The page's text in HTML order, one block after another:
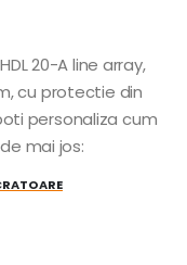
20-A line array,
cu protectie din
personaliza cum
mai jos: